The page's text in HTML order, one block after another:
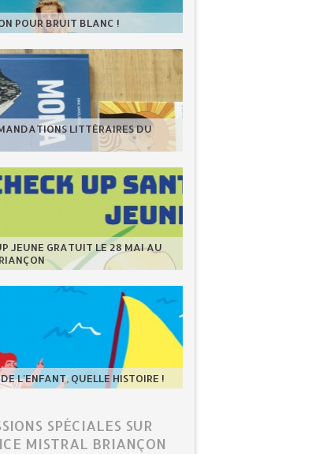
POUR BRUIT BLANC !
LITTÉRAIRES DU
JEUNE GRATUIT LE 28 MAI AU
L'ENFANT, QUELLE HISTOIRE !
SPÉCIALES SUR
MISTRAL BRIANÇON